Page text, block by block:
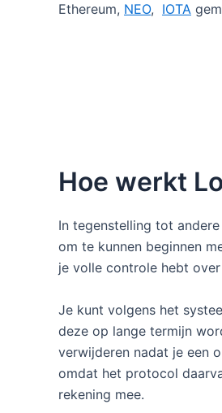
Ethereum, NEO, IOTA
Hoe werkt
In tegenstelling tot
om te kunnen beginnen
je volle controle hebt
Je kunt volgens het
deze op lange termijn
verwijderen nadat je een
omdat het protocol
rekening mee.